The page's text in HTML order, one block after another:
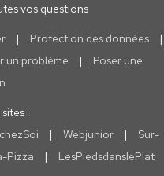
vos questions
| Protection des données
|
un problème |
Poser une
:
| Webjunior |
Sur-
Pizza | LesPiedsdanslePlat